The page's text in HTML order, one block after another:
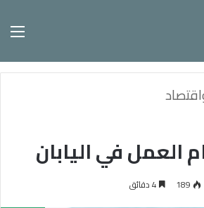
العمل في اليابان
189